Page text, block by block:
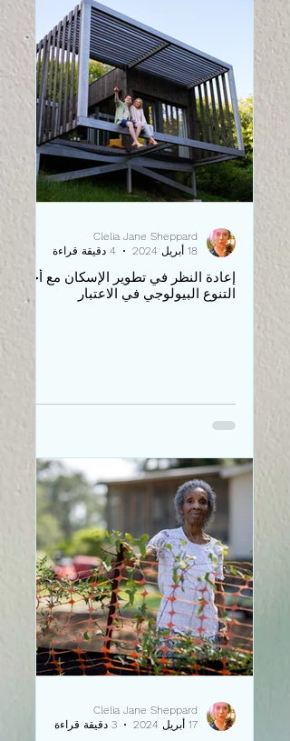
إعادة النظر في تطوير الإسكان مع أخذ
التنوع البيولوجي في الاعتبار
Clelia Jane Sheppard
18 أبريل 2024
4 دقيقة قراءة
Clelia Jane Sheppard
17 أبريل 2024
3 دقيقة قراءة